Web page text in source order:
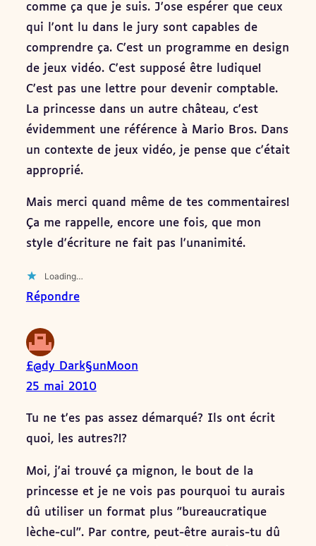
comme ça que je suis. J'ose espérer que ceux
qui l'ont lu dans le jury sont capables de
comprendre ça. C'est un programme en design
de jeux vidéo. C'est supposé être ludique!
C'est pas une lettre pour devenir comptable.
La princesse dans un autre château, c'est
évidemment une référence à Mario Bros. Dans
un contexte de jeux vidéo, je pense que c'était
approprié.
Mais merci quand même de tes commentaires!
Ça me rappelle, encore une fois, que mon
style d'écriture ne fait pas l'unanimité.
Loading…
Répondre
£@dy Dark§unMoon
25 mai 2010
Tu ne t'es pas assez démarqué? Ils ont écrit
quoi, les autres?!?
Moi, j'ai trouvé ça mignon, le bout de la
princesse et je ne vois pas pourquoi tu aurais
dû utiliser un format plus "bureaucratique
lèche-cul". Par contre, peut-être aurais-tu dû